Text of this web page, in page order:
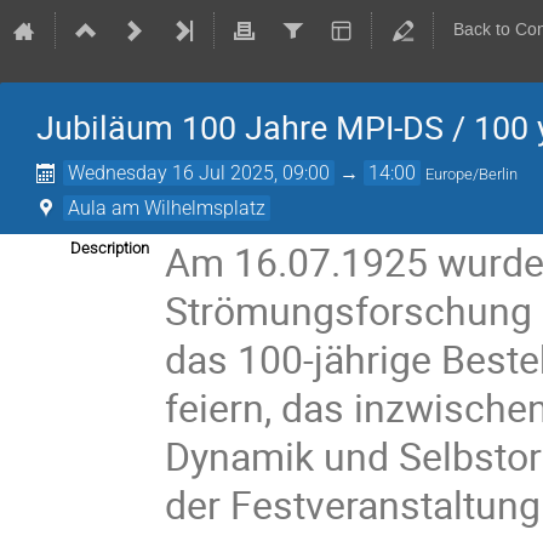
Back to
Jubiläum 100 Jahre MPI-DS / 100
Wednesday 16 Jul 2025, 09:00 → 14:00 Europe/Berlin
Aula am Wilhelmsplatz
Description
Am 16.07.1925
Strömungsforschung
das 100-jährige
feiern, das
Dynamik und
der